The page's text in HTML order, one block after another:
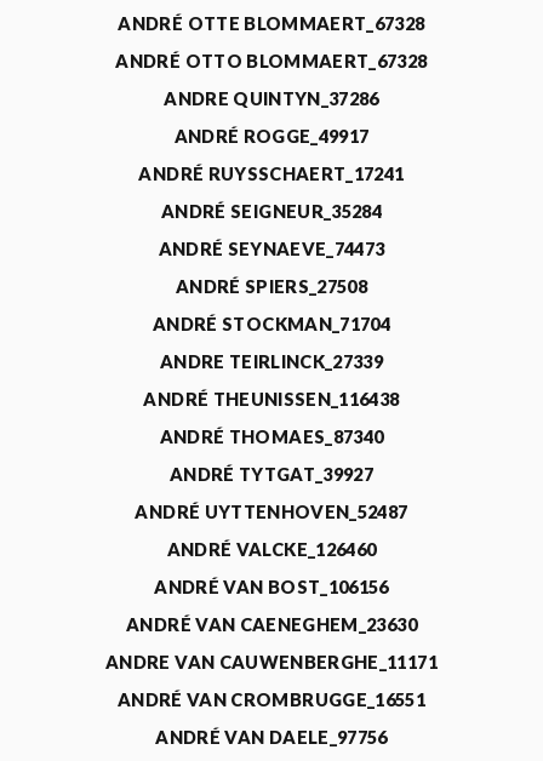
ANDRÉ OTTE BLOMMAERT_67328
ANDRÉ OTTO BLOMMAERT_67328
ANDRE QUINTYN_37286
ANDRÉ ROGGE_49917
ANDRÉ RUYSSCHAERT_17241
ANDRÉ SEIGNEUR_35284
ANDRÉ SEYNAEVE_74473
ANDRÉ SPIERS_27508
ANDRÉ STOCKMAN_71704
ANDRE TEIRLINCK_27339
ANDRÉ THEUNISSEN_116438
ANDRÉ THOMAES_87340
ANDRÉ TYTGAT_39927
ANDRÉ UYTTENHOVEN_52487
ANDRÉ VALCKE_126460
ANDRÉ VAN BOST_106156
ANDRÉ VAN CAENEGHEM_23630
ANDRE VAN CAUWENBERGHE_11171
ANDRÉ VAN CROMBRUGGE_16551
ANDRÉ VAN DAELE_97756